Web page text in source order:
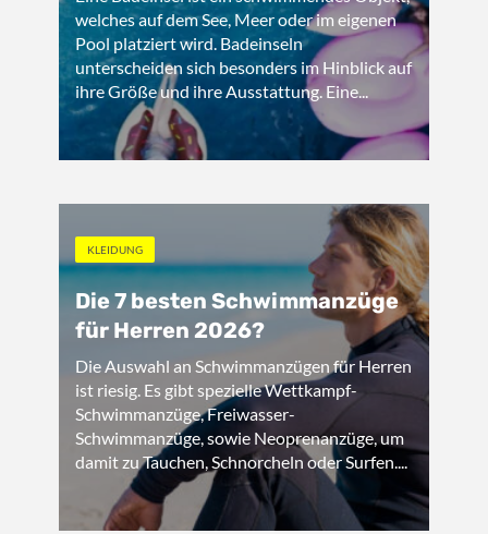
welches auf dem See, Meer oder im eigenen
Pool platziert wird. Badeinseln
unterscheiden sich besonders im Hinblick auf
ihre Größe und ihre Ausstattung. Eine...
KLEIDUNG
Die 7 besten Schwimmanzüge
für Herren 2026?
Die Auswahl an Schwimmanzügen für Herren
ist riesig. Es gibt spezielle Wettkampf-
Schwimmanzüge, Freiwasser-
Schwimmanzüge, sowie Neoprenanzüge, um
damit zu Tauchen, Schnorcheln oder Surfen....